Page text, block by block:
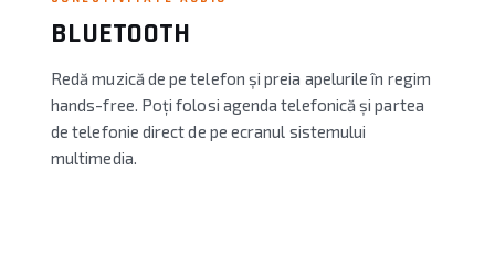
BLUETOOTH
Redă muzică de pe telefon și preia apelurile în regim
hands-free. Poți folosi agenda telefonică și partea
de telefonie direct de pe ecranul sistemului
multimedia.